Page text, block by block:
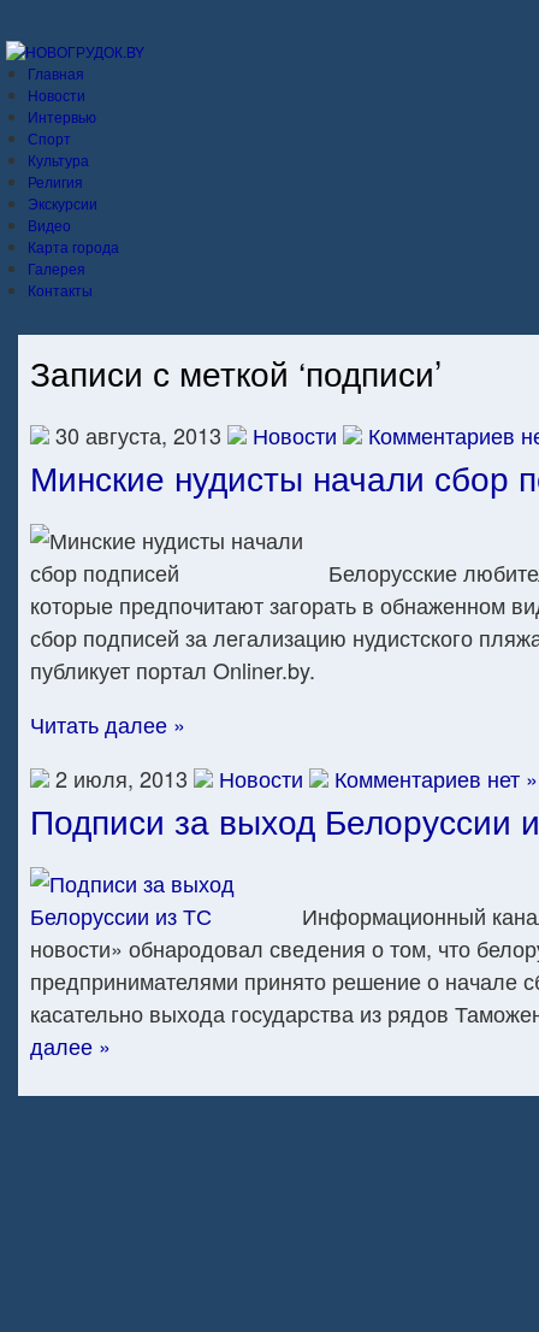
Главная
Новости
Интервью
Спорт
Культура
Религия
Экскурсии
Видео
Карта города
Галерея
Контакты
Записи с меткой ‘подписи’
30 августа, 2013 Новости Комментариев
Минские нудисты начали сбор
Белорусские
которые предпочитают загорать в обнаженном
сбор подписей за легализацию нудистского
публикует портал Onliner.by.
Читать далее »
2 июля, 2013
Новости Комментариев нет »
Подписи за выход Белоруссии
Информационный
новости» обнародовал сведения о том, что
предпринимателями принято решение о начале
касательно выхода государства из рядов
далее »